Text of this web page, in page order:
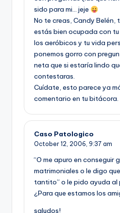
sido para mi… jeje
No te creas, Candy Belén,
estás bien ocupada con
los aeróbicos y tu vida
ponemos gorro con
neta que si estarí­a lindo
contestaras.
Cuí­date, esto parece ya
comentario en tu bitácora.
Caso Patologico
October 12, 2006, 9:37 am
“O me apuro en conseguir
matrimoniales o le digo
tantito” o le pido ayuda
¿Para que estamos los
saludos!